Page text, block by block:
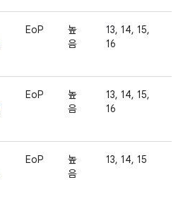
EoP
높
음
13, 14, 15,
16
EoP
높
음
13, 14, 15,
16
EoP
높
음
13, 14, 15